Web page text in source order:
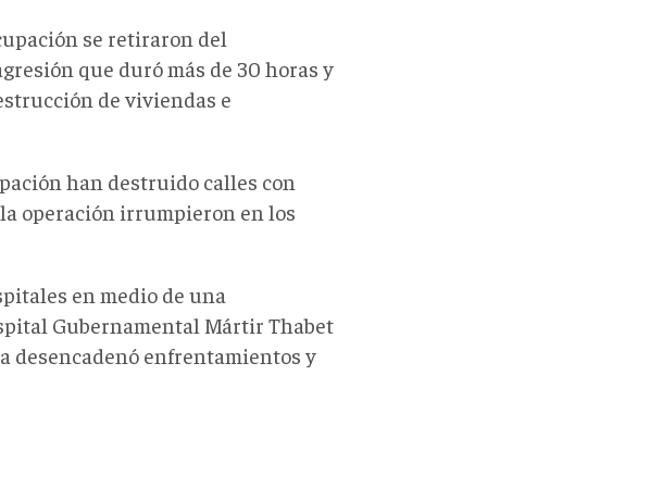
se retiraron del
que duró más de 30 horas y
de viviendas e
han destruido calles con
operación irrumpieron en los
en medio de una
Gubernamental Mártir Thabet
desencadenó enfrentamientos y